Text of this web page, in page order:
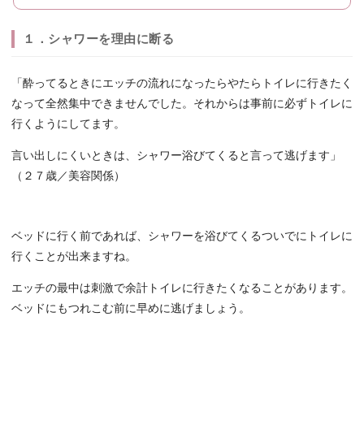
１．シャワーを理由に断る
「酔ってるときにエッチの流れになったらやたらトイレに行きたく
なって全然集中できませんでした。それからは事前に必ずトイレに
行くようにしてます。
言い出しにくいときは、シャワー浴びてくると言って逃げます」
（２７歳／美容関係）
ベッドに行く前であれば、シャワーを浴びてくるついでにトイレに
行くことが出来ますね。
エッチの最中は刺激で余計トイレに行きたくなることがあります。
ベッドにもつれこむ前に早めに逃げましょう。